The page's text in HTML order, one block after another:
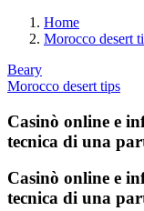
Home
Morocco desert
Beary
Morocco desert tips
Casinò online e
tecnica di una
Casinò online e
tecnica di una